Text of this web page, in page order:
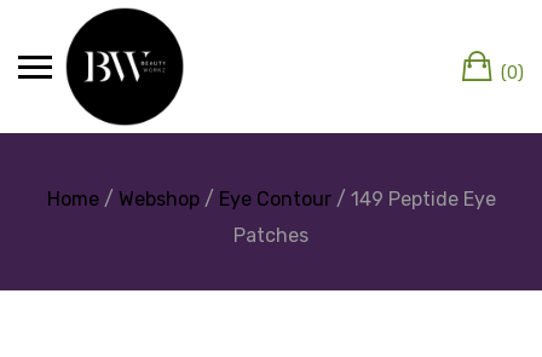
(0)
Home/ Webshop/ Eye Contour/ 149 Peptide Eye
Patches